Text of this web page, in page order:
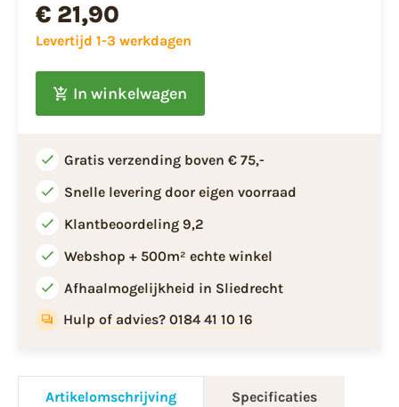
€ 21,90
Levertijd 1-3 werkdagen
In winkelwagen
Gratis verzending boven € 75,-
Snelle levering door eigen voorraad
Klantbeoordeling 9,2
Webshop + 500m² echte winkel
Afhaalmogelijkheid in Sliedrecht
Hulp of advies? 0184 41 10 16
Artikelomschrijving Specificaties